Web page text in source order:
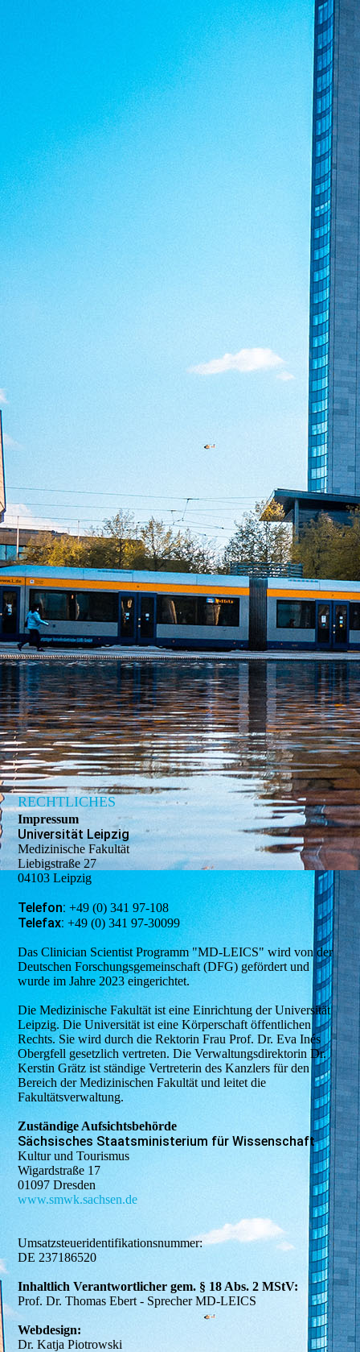
RECHTLICHES
Impressum
Universität Leipzig
Medizinische Fakultät
Liebigstraße 27
04103 Leipzig
Telefon: +49 (0) 341 97-108
Telefax:+49 (0) 341 97-30099
Das Clinician Scientist Programm "MD-LEICS" wird von der
Deutschen Forschungsgemeinschaft (DFG) gefördert und
wurde im Jahre 2023 eingerichtet.
Die Medizinische Fakultät ist eine Einrichtung der Universität
Leipzig. Die Universität ist eine Körperschaft öffentlichen
Rechts. Sie wird durch die Rektorin Frau Prof. Dr. Eva Inés
Obergfell gesetzlich vertreten. Die Verwaltungsdirektorin Dr.
Kerstin Grätz ist ständige Vertreterin des Kanzlers für den
Bereich der Medizinischen Fakultät und leitet die
Fakultätsverwaltung.
Zuständige Aufsichtsbehörde
Sächsisches Staatsministerium für Wissenschaft
Kultur und Tourismus
Wigardstraße 17
01097 Dresden
www.smwk.sachsen.de
Umsatzsteuer­identifikations­nummer:
DE 237186520
Inhaltlich Verantwortlicher gem. § 18 Abs. 2 MStV:
Prof. Dr. Thomas Ebert - Sprecher MD-LEICS
Webdesign:
Dr. Katja Piotrowski